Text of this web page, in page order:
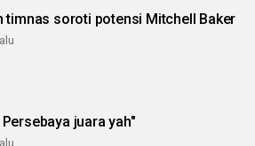
timnas soroti potensi Mitchell Baker
Persebaya juara yah"